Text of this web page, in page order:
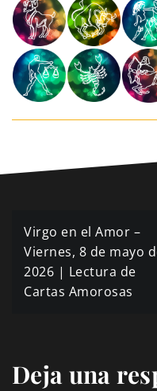
de
entradas
Virgo en el Amor –
Viernes, 8 de mayo
2026 | Lectura de
Cartas Amorosas
Deja una